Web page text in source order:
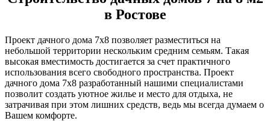
в Ростове
Проект дачного дома 7х8 позволяет разместиться на
небольшой территории нескольким средним семьям. Такая
высокая вместимость достигается за счет практичного
использования всего свободного пространства. Проект
дачного дома 7х8 разработанный нашими специалистами
позволит создать уютное жилье и место для отдыха, не
затрачивая при этом лишних средств, ведь мы всегда думаем о
Вашем комфорте.